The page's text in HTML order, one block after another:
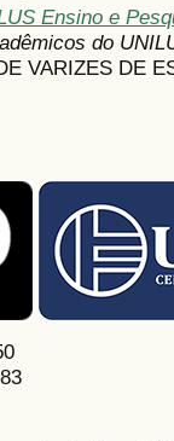
Ensino e
do
VARIZES DE